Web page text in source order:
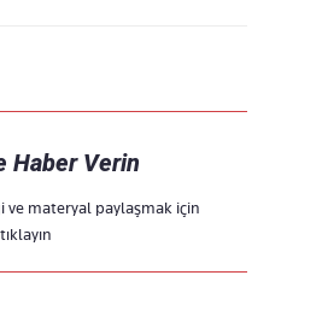
Haber Verin
ve materyal paylaşmak için
tıklayın